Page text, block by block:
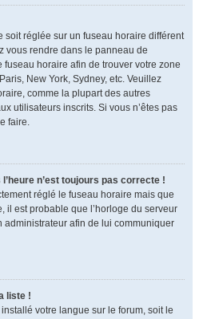
soit réglée sur un fuseau horaire différent
vous rendre dans le panneau de
fuseau horaire afin de trouver votre zone
New York, Sydney, etc. Veuillez
comme la plupart des autres
utilisateurs inscrits. Si vous n’êtes pas
faire.
n’est toujours pas correcte !
réglé le fuseau horaire mais que
il est probable que l’horloge du serveur
administrateur afin de lui communiquer
liste !
votre langue sur le forum, soit le